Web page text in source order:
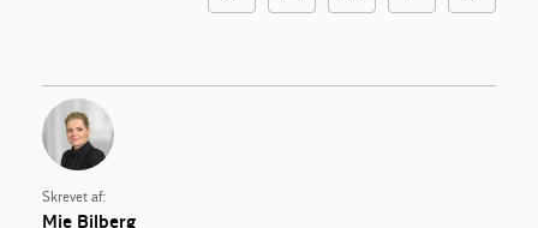
Skrevet af:
Mie Bilberg